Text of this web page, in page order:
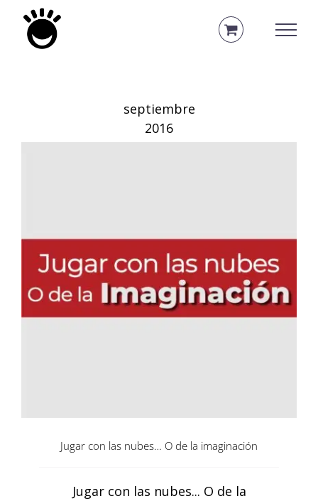
Saltar
contenido
septiembre
2016
Jugar con las nubes… O de la imaginación
Jugar con las nubes... O de la